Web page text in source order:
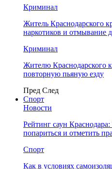
Криминал
Житель Краснодарского
наркотиков и отмывание
Криминал
Жителю Краснодарского
повторную пьяную езду
Пред След
Спорт
Новости
Рейтинг саун
попариться и отметить
Спорт
Как в условиях